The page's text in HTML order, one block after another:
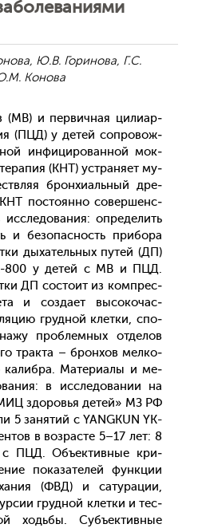
Ю.В. Горинова, Г.С.
Конова
(МВ) и пер­вичная ци­ли­ар­
(ПЦД) у де­тей соп­ро­вож­
ин­фи­циро­ван­ной мок­
(КНТ) ус­тра­ня­ет му­
брон­хи­аль­ный дре­
пос­то­ян­но со­вер­шенс­
оп­ре­делить
и бе­зопас­ность при­бора
ды­хатель­ных пу­тей (ДП)
800 у де­тей с МВ и ПЦД.
ДП сос­то­ит из ком­прес­
и соз­да­ет вы­соко­час­
груд­ной клет­ки, спо­
проб­лемных от­де­лов
трак­та – брон­хов мел­ко­
ка­либ­ра. Ма­тери­алы и ме­
в ис­сле­дова­нии на
здо­ровья де­тей» МЗ РФ
5 за­нятий с YANGKUN YK-
в воз­расте 5–17 лет: 8
ПЦД. Объ­ек­тивные кри­
по­каза­телей фун­кции
(ФВД) и са­тура­ции,
груд­ной клет­ки и тес­
ходь­бы. Субъ­ек­тивные